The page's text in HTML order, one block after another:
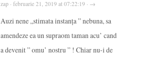
zap · februarie 21, 2019 at 07:22:19 · →
Auzi nene „stimata instanța ” nebuna, sa
amendeze ea un supraom taman acu’ cand
a devenit ” omu’ nostru ” ! Chiar nu-i de